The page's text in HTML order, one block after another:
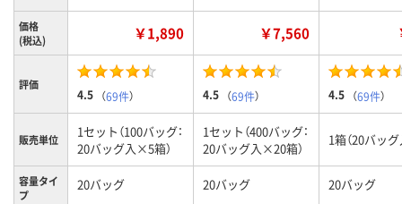
価格
(税込)
￥1,890 ￥7,560
評価
4.5 （69件） 4.5 （69件） 4.5 （69件）
販売単位
1セット（100バッグ：
20バッグ入×5箱）
1セット（400バッグ：
20バッグ入×20箱）
1箱（20バッグ
容量タイ
プ
20バッグ 20バッグ 20バッグ